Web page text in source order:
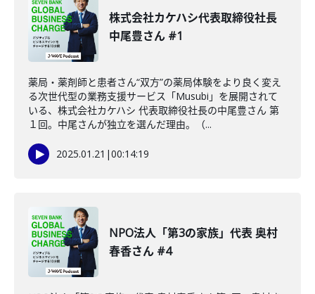
株式会社カケハシ代表取締役社長
中尾豊さん #1
薬局・薬剤師と患者さん“双方”の薬局体験をより良く変え
る次世代型の業務支援サービス「Musubi」を展開されて
いる、株式会社カケハシ 代表取締役社長の中尾豊さん 第
１回。中尾さんが独立を選んだ理由。（...
2025.01.21 |00:14:19
NPO法人「第3の家族」代表 奥村
春香さん #4